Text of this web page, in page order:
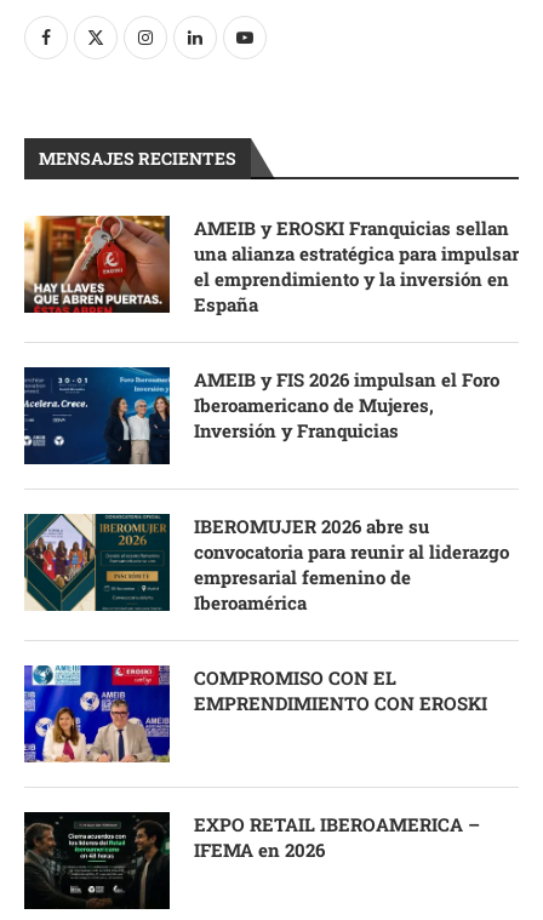
MENSAJES RECIENTES
AMEIB y EROSKI Franquicias sellan
una alianza estratégica para impulsar
el emprendimiento y la inversión en
España
AMEIB y FIS 2026 impulsan el Foro
Iberoamericano de Mujeres,
Inversión y Franquicias
IBEROMUJER 2026 abre su
convocatoria para reunir al liderazgo
empresarial femenino de
Iberoamérica
COMPROMISO CON EL
EMPRENDIMIENTO CON EROSKI
EXPO RETAIL IBEROAMERICA –
IFEMA en 2026